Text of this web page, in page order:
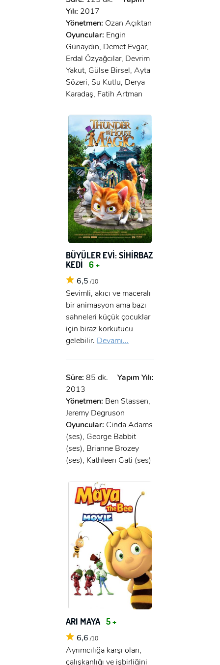
Yılı: 2017
Yönetmen: Ozan Açıktan
Oyuncular: Engin
Günaydın, Demet Evgar,
Erdal Özyağcılar, Devrim
Yakut, Gülse Birsel, Ayta
Sözeri, Su Kutlu, Derya
Karadaş, Fatih Artman
BÜYÜLER EVİ: SİHİRBAZ
KEDİ 6 +
6,5 /10
Sevimli, akıcı ve maceralı
bir animasyon ama bazı
sahneleri küçük çocuklar
için biraz korkutucu
gelebilir. Devamı...
Süre: 85 dk.
Yapım Yılı:
2013
Yönetmen: Ben Stassen,
Jeremy Degruson
Oyuncular: Cinda Adams
(ses), George Babbit
(ses), Brianne Brozey
(ses), Kathleen Gati (ses)
ARI MAYA 5 +
6,6 /10
Ayrımcılığa karşı olan,
çalışkanlığı ve işbirliğini